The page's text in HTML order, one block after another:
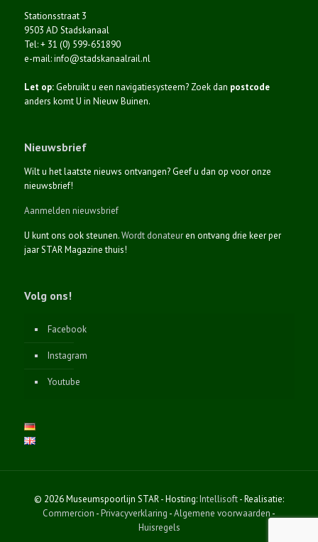
Stationsstraat 3
9503 AD Stadskanaal
Tel: + 31 (0) 599-651890
e-mail: info@stadskanaalrail.nl
Let op:Gebruikt u een navigatiesysteem? Zoek dan postcode
anders komt U in Nieuw Buinen.
Nieuwsbrief
Wilt u het laatste nieuws ontvangen? Geef u dan op voor onze
nieuwsbrief!
Aanmelden nieuwsbrief
U kunt ons ook steunen.Wordt donateuren ontvang drie keer per
jaar STAR Magazine thuis!
Volg ons!
Facebook
Instagram
Youtube
© 2026 Museumspoorlijn STAR - Hosting:Intellisoft- Realisatie:
Commercion -Privacyverklaring -Algemene voorwaarden -
Huisregels